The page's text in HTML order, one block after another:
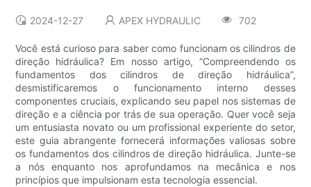
2024-12-27 APEX HYDRAULIC 702
Você está curioso para saber como funcionam os cilindros de
direção hidráulica? Em nosso artigo, “Compreendendo os
fundamentos dos cilindros de direção hidráulica”,
desmistificaremos o funcionamento interno desses
componentes cruciais, explicando seu papel nos sistemas de
direção e a ciência por trás de sua operação. Quer você seja
um entusiasta novato ou um profissional experiente do setor,
este guia abrangente fornecerá informações valiosas sobre
os fundamentos dos cilindros de direção hidráulica. Junte-se
a nós enquanto nos aprofundamos na mecânica e nos
princípios que impulsionam esta tecnologia essencial.